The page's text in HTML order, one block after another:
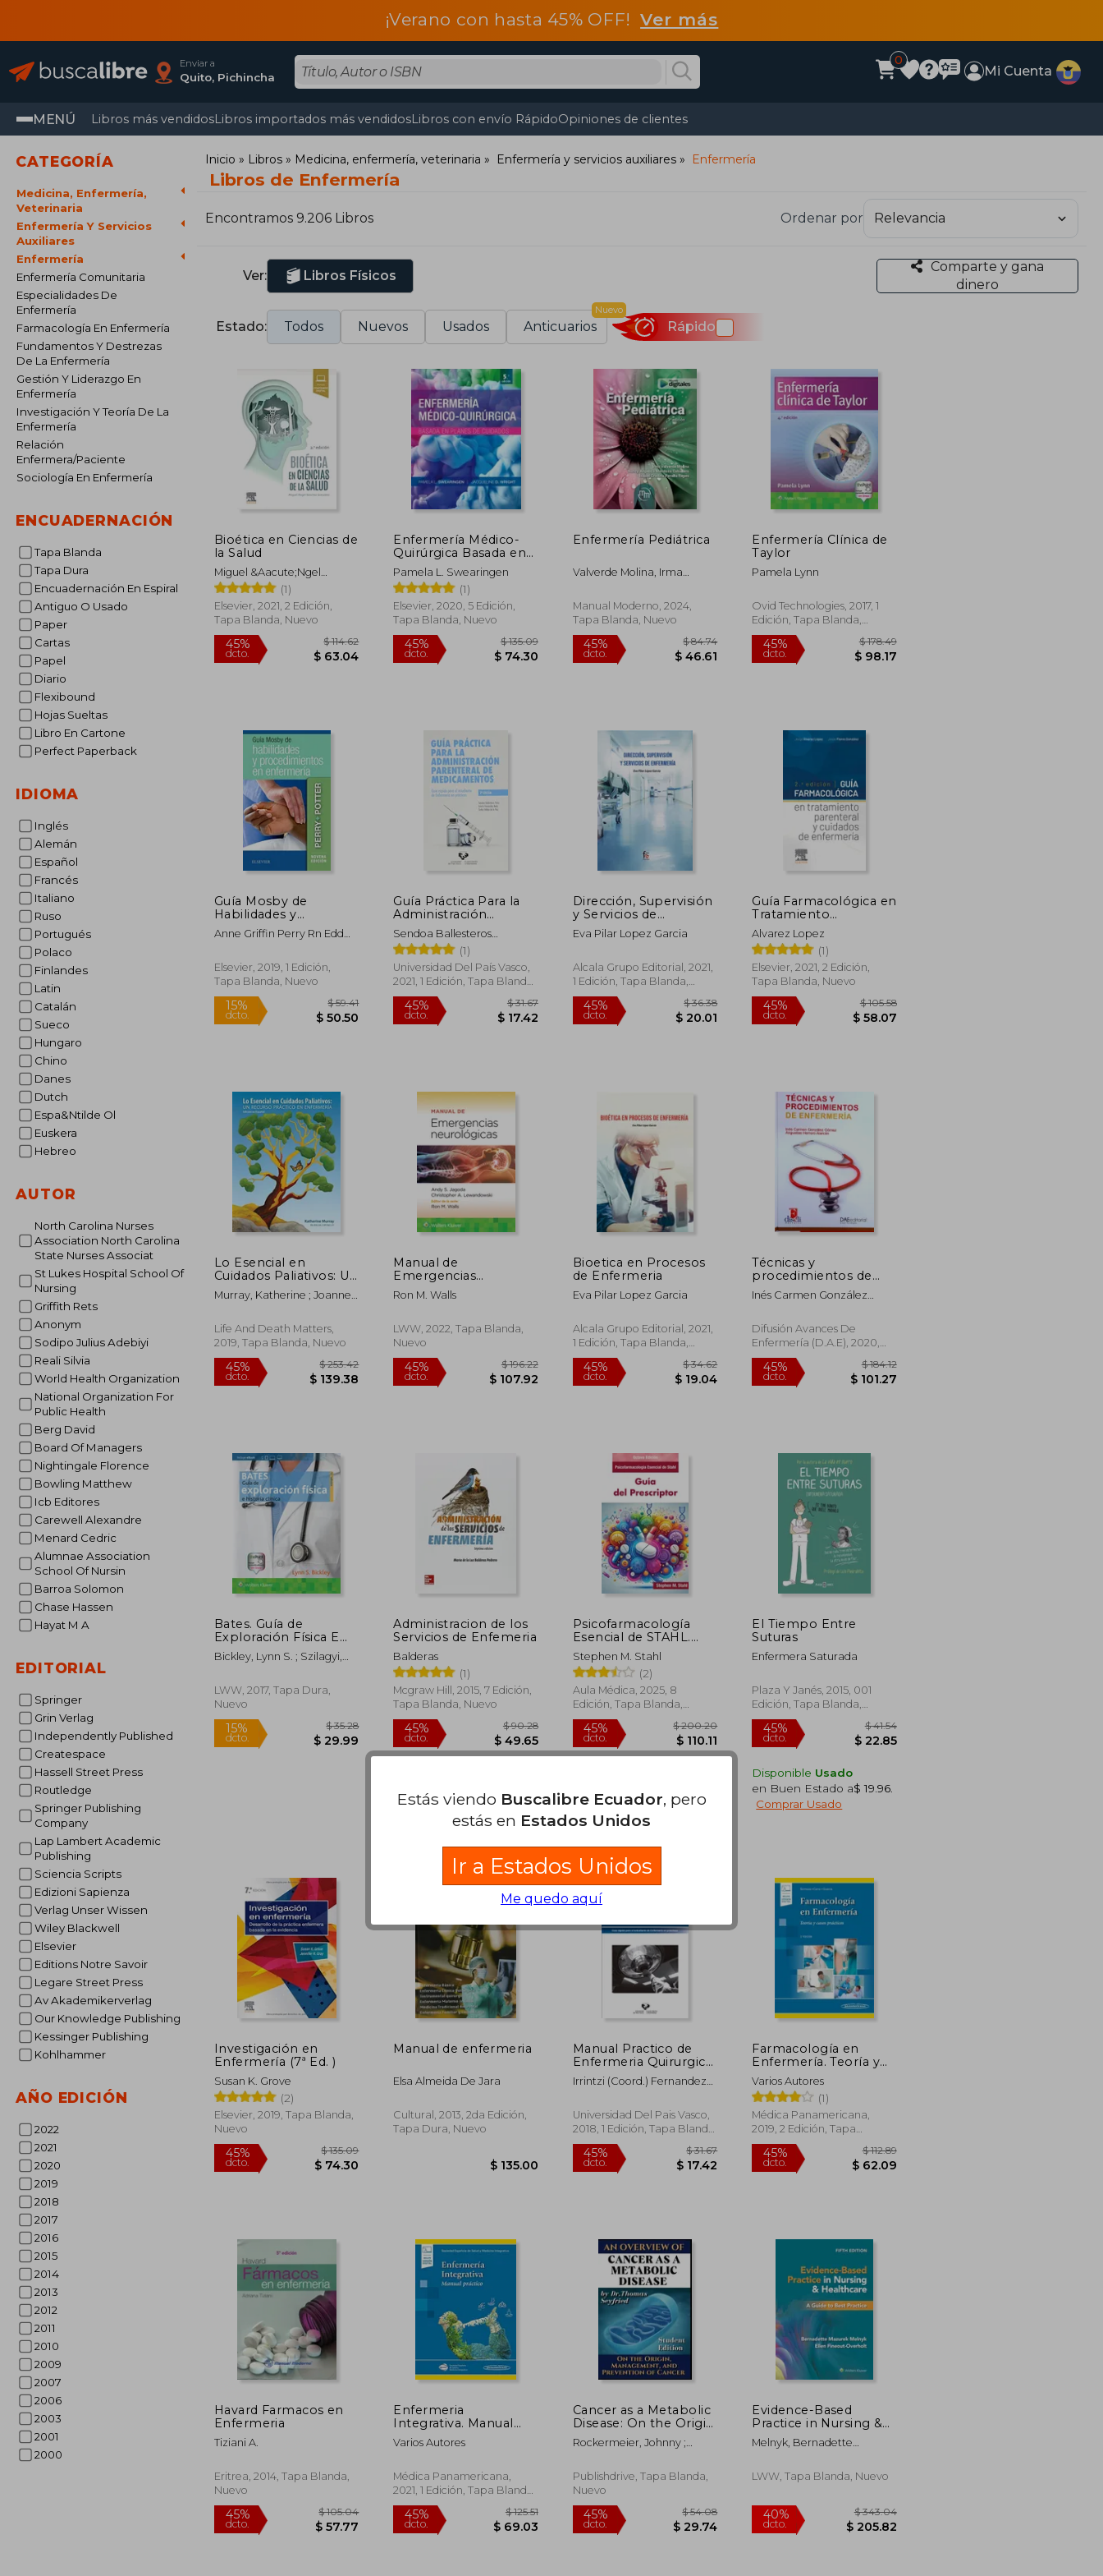
¡Verano con hasta 45% OFF!Ver más
Enviar a
Quito, Pichincha
0
Mi Cuenta
MENÚ Libros más vendidosLibros importados más vendidosLibros con envío RápidoOpiniones de clientes
CATEGORÍA
Medicina, Enfermería,
Veterinaria
Enfermería Y Servicios
Auxiliares
Enfermería
Enfermería Comunitaria
Especialidades De
Enfermería
Farmacología En Enfermería
Fundamentos Y Destrezas
De La Enfermería
Gestión Y Liderazgo En
Enfermería
Investigación Y Teoría De La
Enfermería
Relación
Enfermera/Paciente
Sociología En Enfermería
ENCUADERNACIÓN
Tapa Blanda
Tapa Dura
Encuadernación En Espiral
Antiguo O Usado
Paper
Cartas
Papel
Diario
Flexibound
Hojas Sueltas
Libro En Cartone
Perfect Paperback
IDIOMA
Inglés
Alemán
Español
Francés
Italiano
Ruso
Portugués
Polaco
Finlandes
Latin
Catalán
Sueco
Hungaro
Chino
Danes
Dutch
Espa&Ntilde Ol
Euskera
Hebreo
AUTOR
North Carolina Nurses
Association North Carolina
State Nurses Associat
St Lukes Hospital School Of
Nursing
Griffith Rets
Anonym
Sodipo Julius Adebiyi
Reali Silvia
World Health Organization
National Organization For
Public Health
Berg David
Board Of Managers
Nightingale Florence
Bowling Matthew
Icb Editores
Carewell Alexandre
Menard Cedric
Alumnae Association
School Of Nursin
Barroa Solomon
Chase Hassen
Hayat M A
EDITORIAL
Springer
Grin Verlag
Independently Published
Createspace
Hassell Street Press
Routledge
Springer Publishing
Company
Lap Lambert Academic
Publishing
Sciencia Scripts
Edizioni Sapienza
Verlag Unser Wissen
Wiley Blackwell
Elsevier
Editions Notre Savoir
Legare Street Press
Av Akademikerverlag
Our Knowledge Publishing
Kessinger Publishing
Kohlhammer
AÑO EDICIÓN
2022
2021
2020
2019
2018
2017
2016
2015
2014
2013
2012
2011
2010
2009
2007
2006
2003
2001
2000
Inicio Libros Medicina, enfermería, veterinaria Enfermería y servicios auxiliares Enfermería
Libros de Enfermería
Encontramos 9.206 Libros Ordenar por
Ver: Libros Físicos
Comparte y gana
dinero
Estado: Todos Nuevos Usados Anticuarios
Nuevo
Rápido
Bioética en Ciencias de
la Salud
Miguel &Aacute;Ngel
S&Aacute;Nchez
Gonz&Aacute;Lez
(1)
Elsevier, 2021, 2 Edición,
Tapa Blanda, Nuevo
Enfermería Médico-
Quirúrgica Basada en
Planes de Cuidado (5ª
Ed. )
Pamela L. Swearingen
(1)
Elsevier, 2020, 5 Edición,
Tapa Blanda, Nuevo
$ 74.30
Enfermería Pediátrica
Valverde Molina, Irma
Angélica Peralta Reyes ,
Isabel Cristina
Manual Moderno, 2024,
Tapa Blanda, Nuevo
$ 46.61
Enfermería Clínica de
Taylor
Pamela Lynn
Ovid Technologies, 2017, 1
Edición, Tapa Blanda,
Nuevo
Guía Mosby de
Habilidades y
Procedimientos en
Enfermería
Anne Griffin Perry Rn Edd
Msn Phd Faan
Elsevier, 2019, 1 Edición,
Tapa Blanda, Nuevo
15%
dcto.
Guía Práctica Para la
Administración
Parenteral de
Medicamentos: Guía
Rápida Para el
Estudiante de
Enfermería en
Universitarios)
Sendoa Ballesteros
Pe&Ntilde;A; Irrintzi
Fern&Aacute;Ndez Aedo;
Gorka Vallejo De La Hoz
(1)
Universidad Del País Vasco,
2021, 1 Edición, Tapa Blanda,
Nuevo
45%
dcto.
Dirección, Supervisión
y Servicios de
Enfermería
(Enfermeria)
Eva Pilar Lopez Garcia
Alcala Grupo Editorial, 2021,
1 Edición, Tapa Blanda,
Nuevo
45%
dcto.
$ 36.38
$ 20.01
Guía Farmacológica en
Tratamiento
Parenteral y Cuidados
de Enfermería
Alvarez Lopez
(1)
Elsevier, 2021, 2 Edición,
Tapa Blanda, Nuevo
45%
Lo Esencial en
Cuidados Paliativos: Un
Recurso Práctico en
Enfermería
Murray, Katherine ; Joanne,
Life And Death Matters,
2019, Tapa Blanda, Nuevo
dcto.
Manual de
Emergencias
Neurológicas
Ron M. Walls
LWW, 2022, Tapa Blanda,
Nuevo
45%
dcto.
Bioetica en Procesos
de Enfermeria
Eva Pilar Lopez Garcia
Alcala Grupo Editorial, 2021,
1 Edición, Tapa Blanda,
Nuevo
45%
dcto.
$ 34.62
$ 19.04
Técnicas y
procedimientos de
enfermería
Inés Carmen González
Alarcón
Difusión Avances De
Enfermería (D.A.E), 2020,
Tapa Dura, Nuevo
dcto.
Bates. Guía de
Exploración Física E
Historia Clínica
Bickley, Lynn S. ; Szilagyi,
M.
LWW, 2017, Tapa Dura,
Nuevo
15%
dcto. $ 29.99
Administracion de los
Servicios de Enfemeria
Balderas
(1)
Mcgraw Hill, 2015, 7 Edición,
Tapa Blanda, Nuevo
dcto. $ 49.65
Psicofarmacología
Esencial de STAHL.
Guía del Prescriptor
Stephen M. Stahl
(2)
Aula Médica, 2025, 8
Edición, Tapa Blanda,
Nuevo
dcto.
$ 200.20
El Tiempo Entre
Suturas
Enfermera Saturada
Plaza Y Janés, 2015, 001
Edición, Tapa Blanda,
Nuevo
45%
Disponible Usado
en Buen Estado a$ 19.96
Comprar Usado
Investigación en
Enfermería (7ª Ed. )
Susan K. Grove
(2)
Elsevier, 2019, Tapa Blanda,
Nuevo
dcto. $ 74.30
Manual de enfermeria
Elsa Almeida De Jara
Cultural, 2013, 2da Edición,
Tapa Dura, Nuevo
$ 135.00
Manual Practico de
Enfermeria Quirurgica:
Guia Rapida Para el
Estudiante de
Practicas
Irrintzi (Coord.) Fernandez
Universidad Del Pais Vasco,
2018, 1 Edición, Tapa Blanda,
Nuevo
dcto. $ 17.42
Farmacología en
Enfermería. Teoría y
Casos Prácticos
Varios Autores
(1)
Médica Panamericana,
2019, 2 Edición, Tapa
Blanda, Nuevo
dcto.
Havard Farmacos en
Enfermeria
Tiziani A.
Eritrea, 2014, Tapa Blanda,
Nuevo
Enfermeria
Integrativa. Manual
Practico (Version
Papel + Digital)
Varios Autores
Médica Panamericana,
2021, 1 Edición, Tapa Blanda,
Nuevo
Cancer as a Metabolic
Disease: On the Origin,
Management and
Prevention of Cancer.
Inglés)
Rockermeier, Johnny ;
Publishdrive, Tapa Blanda,
Nuevo
Evidence-Based
Practice in Nursing &
Healthcare: A Guide to
Best Practice (en
Melnyk, Bernadette
Ellen
LWW, Tapa Blanda, Nuevo
Estás viendo Buscalibre Ecuador, pero
estás en Estados Unidos
Ir a Estados Unidos
Me quedo aquí